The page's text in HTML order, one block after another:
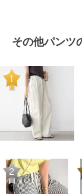
その他パンツ